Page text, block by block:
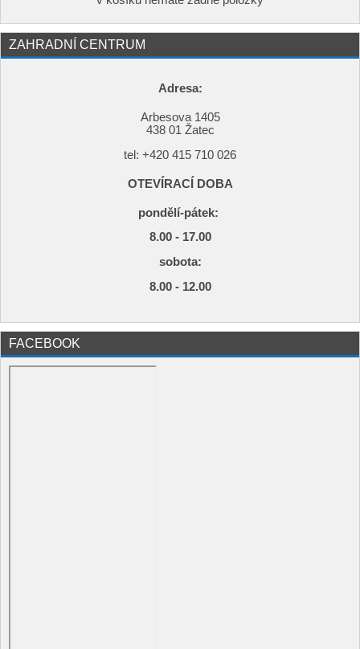
ZAHRADNÍ CENTRUM
Adresa:
Arbesova 1405
438 01 Žatec
tel: +420 415 710 026
OTEVÍRACÍ DOBA
pondělí-pátek:
8.00 - 17.00
sobota:
8.00 - 12.00
FACEBOOK